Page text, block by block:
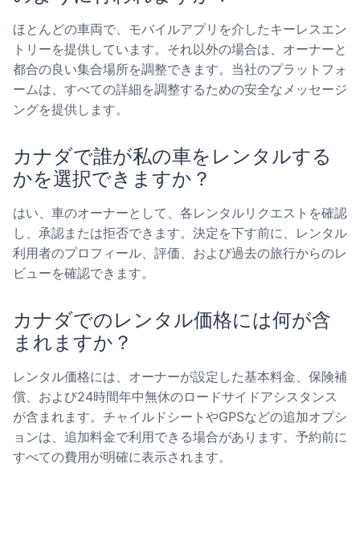
ほとんどの車両で、モバイルアプリを介したキーレスエン
トリーを提供しています。それ以外の場合は、オーナーと
都合の良い集合場所を調整できます。当社のプラットフォ
ームは、すべての詳細を調整するための安全なメッセージ
ングを提供します。
カナダで誰が私の車をレンタルする
かを選択できますか？
はい、車のオーナーとして、各レンタルリクエストを確認
し、承認または拒否できます。決定を下す前に、レンタル
利用者のプロフィール、評価、および過去の旅行からのレ
ビューを確認できます。
カナダでのレンタル価格には何が含
まれますか？
レンタル価格には、オーナーが設定した基本料金、保険補
償、および24時間年中無休のロードサイドアシスタンス
が含まれます。チャイルドシートやGPSなどの追加オプシ
ョンは、追加料金で利用できる場合があります。予約前に
すべての費用が明確に表示されます。